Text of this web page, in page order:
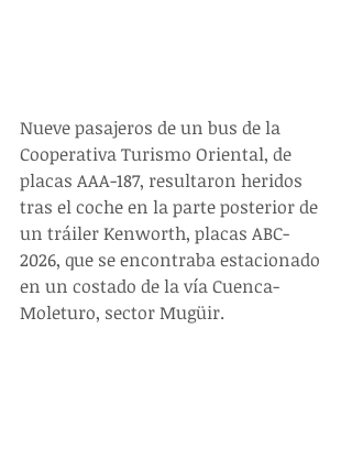
Nueve pasajeros de un bus de la
Cooperativa Turismo Oriental, de
placas AAA-187, resultaron heridos
tras el coche en la parte posterior de
un tráiler Kenworth, placas ABC-
2026, que se encontraba estacionado
en un costado de la vía Cuenca-
Moleturo, sector Mugüir.